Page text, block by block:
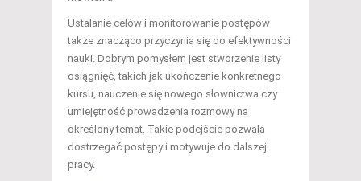
Ustalanie celów i monitorowanie postępów
także znacząco przyczynia się do efektywności
nauki. Dobrym pomysłem jest stworzenie listy
osiągnięć, takich jak ukończenie konkretnego
kursu, nauczenie się nowego słownictwa czy
umiejętność prowadzenia rozmowy na
określony temat. Takie podejście pozwala
dostrzegać postępy i motywuje do dalszej
pracy.